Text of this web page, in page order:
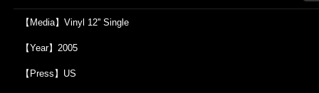
【Media】Vinyl 12'' Single
【Year】2005
【Press】US